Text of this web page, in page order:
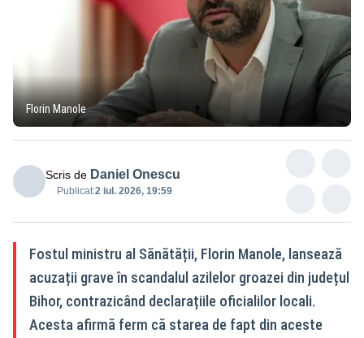
Florin Manole
Scris de Daniel Onescu
Publicat:2 iul. 2026, 19:59
Fostul ministru al Sănătății, Florin Manole, lansează
acuzații grave în scandalul azilelor groazei din județul
Bihor, contrazicând declarațiile oficialilor locali.
Acesta afirmă ferm că starea de fapt din aceste